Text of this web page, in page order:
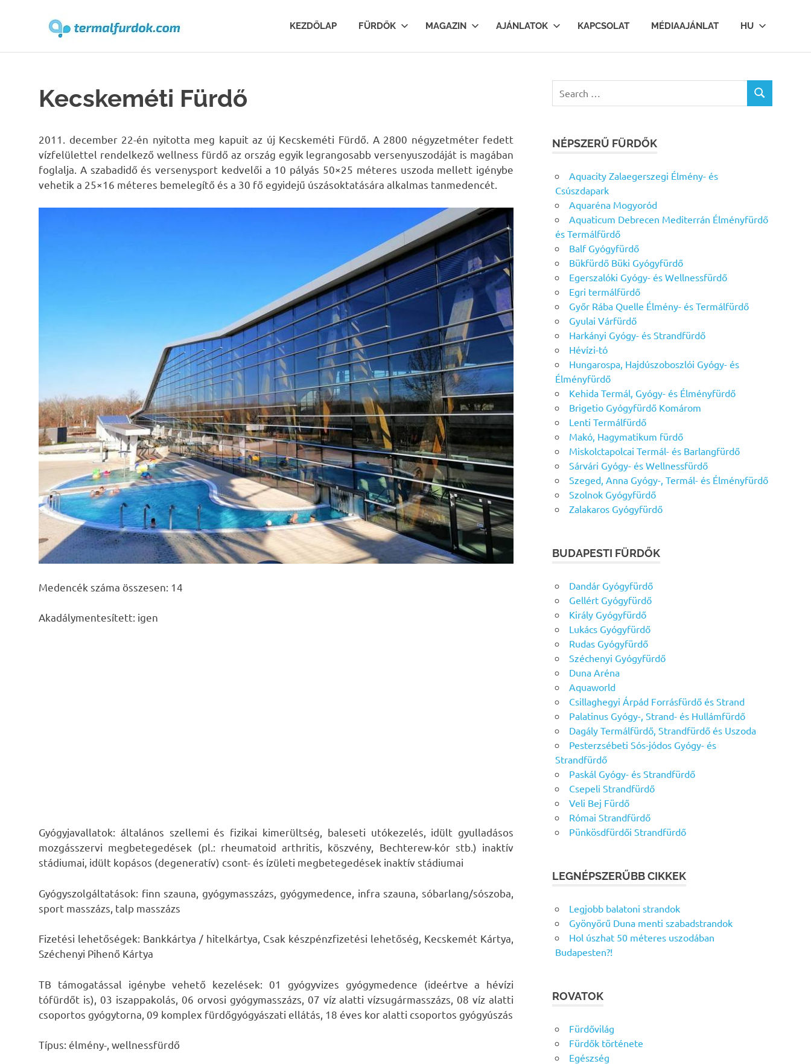
Termalfurdok.com
KEZDŐLAP FÜRDŐK MAGAZIN AJÁNLATOK KAPCSOLAT MÉDIAAJÁNLAT HU
Kecskeméti Fürdő
2011. december 22-én nyitotta meg kapuit az új Kecskeméti Fürdő. A 2800 négyzetméter fedett
vízfelülettel rendelkező wellness fürdő az ország egyik legrangosabb versenyuszodáját is magában
foglalja. A szabadidő és versenysport kedvelői a 10 pályás 50×25 méteres uszoda mellett igénybe
vehetik a 25×16 méteres bemelegítő és a 30 fő egyidejű úszásoktatására alkalmas tanmedencét.
Medencék száma összesen: 14
Akadálymentesített: igen
Gyógyjavallatok: általános szellemi és fizikai kimerültség, baleseti utókezelés, idült gyulladásos
mozgásszervi megbetegedések (pl.: rheumatoid arthritis, köszvény, Bechterew-kór stb.) inaktív
stádiumai, idült kopásos (degeneratív) csont- és ízületi megbetegedések inaktív stádiumai
Gyógyszolgáltatások: finn szauna, gyógymasszázs, gyógymedence, infra szauna, sóbarlang/sószoba,
sport masszázs, talp masszázs
Fizetési lehetőségek: Bankkártya / hitelkártya, Csak készpénzfizetési lehetőség, Kecskemét Kártya,
Széchenyi Pihenő Kártya
TB támogatással igénybe vehető kezelések: 01 gyógyvizes gyógymedence (ideértve a hévízi
tófürdőt is), 03 iszappakolás, 06 orvosi gyógymasszázs, 07 víz alatti vízsugármasszázs, 08 víz alatti
csoportos gyógytorna, 09 komplex fürdőgyógyászati ellátás, 18 éves kor alatti csoportos gyógyúszás
Típus: élmény-, wellnessfürdő
for:
SEARCH
NÉPSZERŰ FÜRDŐK
Aquacity Zalaegerszegi Élmény- és
Csúszdapark
Aquaréna Mogyoród
Aquaticum Debrecen Mediterrán Élményfürdő
és Termálfürdő
Balf Gyógyfürdő
Bükfürdő Büki Gyógyfürdő
Egerszalóki Gyógy- és Wellnessfürdő
Egri termálfürdő
Győr Rába Quelle Élmény- és Termálfürdő
Gyulai Várfürdő
Harkányi Gyógy- és Strandfürdő
Hévízi-tó
Hungarospa, Hajdúszoboszlói Gyógy- és
Élményfürdő
Kehida Termál, Gyógy- és Élményfürdő
Brigetio Gyógyfürdő Komárom
Lenti Termálfürdő
Makó, Hagymatikum fürdő
Miskolctapolcai Termál- és Barlangfürdő
Sárvári Gyógy- és Wellnessfürdő
Szeged, Anna Gyógy-, Termál- és Élményfürdő
Szolnok Gyógyfürdő
Zalakaros Gyógyfürdő
BUDAPESTI FÜRDŐK
Dandár Gyógyfürdő
Gellért Gyógyfürdő
Király Gyógyfürdő
Lukács Gyógyfürdő
Rudas Gyógyfürdő
Széchenyi Gyógyfürdő
Duna Aréna
Aquaworld
Csillaghegyi Árpád Forrásfürdő és Strand
Palatinus Gyógy-, Strand- és Hullámfürdő
Dagály Termálfürdő, Strandfürdő és Uszoda
Pesterzsébeti Sós-jódos Gyógy- és
Strandfürdő
Paskál Gyógy- és Strandfürdő
Csepeli Strandfürdő
Veli Bej Fürdő
Római Strandfürdő
Pünkösdfürdői Strandfürdő
LEGNÉPSZERŰBB CIKKEK
Legjobb balatoni strandok
Gyönyörű Duna menti szabadstrandok
Hol úszhat 50 méteres uszodában
Budapesten?!
ROVATOK
Fürdővilág
Fürdők története
Egészség